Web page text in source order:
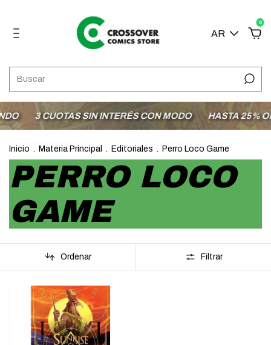
AR
0
3 CUOTAS SIN INTERÉS CON MODO HASTA 25%
Inicio . Materia Principal . Editoriales . Perro Loco Game
PERRO LOCO
GAME
Ordenar Filtrar